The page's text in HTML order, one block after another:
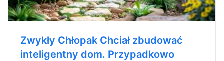
Zwykły Chłopak Chciał zbudować
inteligentny dom. Przypadkowo